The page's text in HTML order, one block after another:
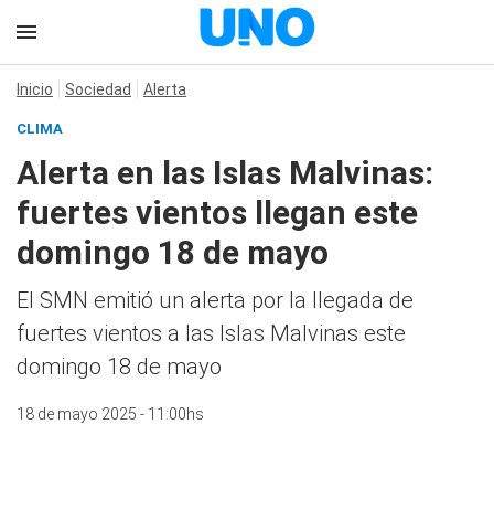
Inicio Sociedad Alerta
CLIMA
Alerta en las Islas Malvinas:
fuertes vientos llegan este
domingo 18 de mayo
El SMN emitió un alerta por la llegada de
fuertes vientos a las Islas Malvinas este
domingo 18 de mayo
18 de mayo 2025 - 11:00hs